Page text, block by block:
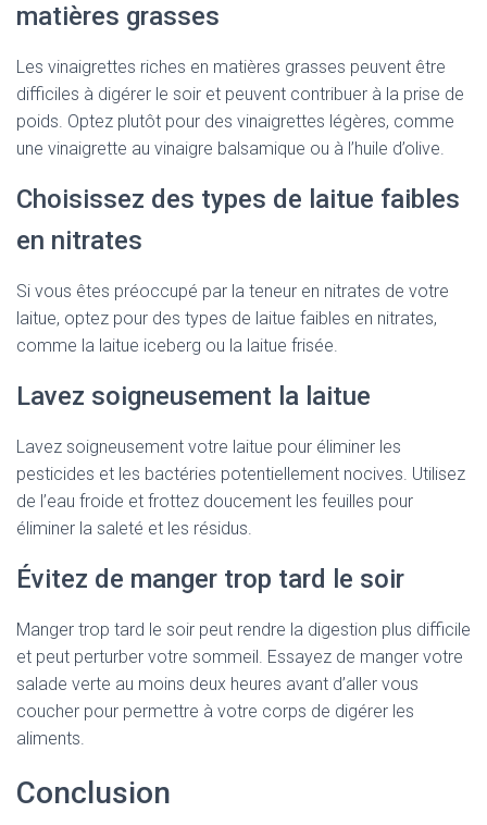
matières grasses
Les vinaigrettes riches en matières grasses peuvent être
difficiles à digérer le soir et peuvent contribuer à la prise de
poids. Optez plutôt pour des vinaigrettes légères, comme
une vinaigrette au vinaigre balsamique ou à l’huile d’olive.
Choisissez des types de laitue faibles
en nitrates
Si vous êtes préoccupé par la teneur en nitrates de votre
laitue, optez pour des types de laitue faibles en nitrates,
comme la laitue iceberg ou la laitue frisée.
Lavez soigneusement la laitue
Lavez soigneusement votre laitue pour éliminer les
pesticides et les bactéries potentiellement nocives. Utilisez
de l’eau froide et frottez doucement les feuilles pour
éliminer la saleté et les résidus.
Évitez de manger trop tard le soir
Manger trop tard le soir peut rendre la digestion plus difficile
et peut perturber votre sommeil. Essayez de manger votre
salade verte au moins deux heures avant d’aller vous
coucher pour permettre à votre corps de digérer les
aliments.
Conclusion